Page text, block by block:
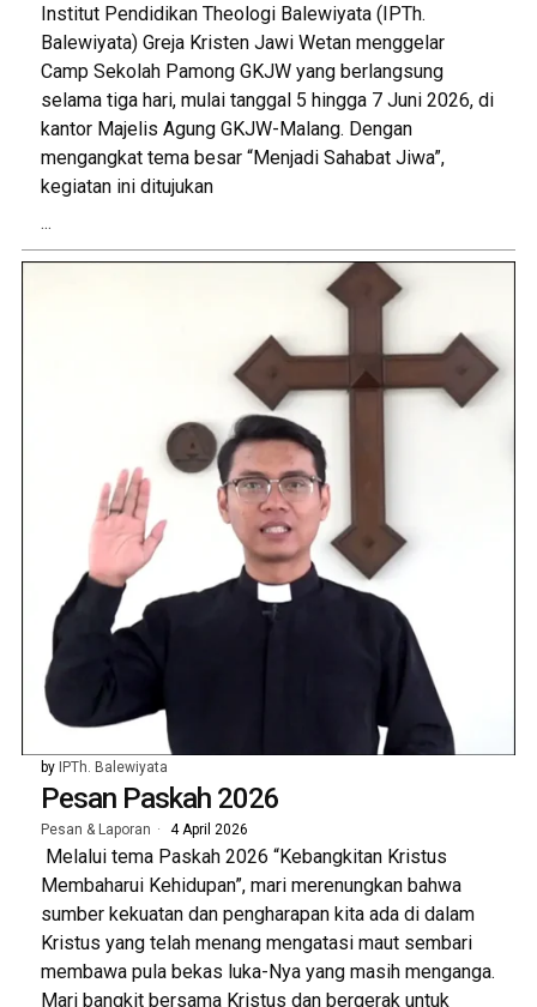
Institut Pendidikan Theologi Balewiyata (IPTh.
Balewiyata) Greja Kristen Jawi Wetan menggelar
Camp Sekolah Pamong GKJW yang berlangsung
selama tiga hari, mulai tanggal 5 hingga 7 Juni 2026, di
kantor Majelis Agung GKJW-Malang. Dengan
mengangkat tema besar “Menjadi Sahabat Jiwa”,
kegiatan ini ditujukan
...
by IPTh. Balewiyata
Pesan Paskah 2026
Pesan & Laporan 4 April 2026
Melalui tema Paskah 2026 “Kebangkitan Kristus
Membaharui Kehidupan”, mari merenungkan bahwa
sumber kekuatan dan pengharapan kita ada di dalam
Kristus yang telah menang mengatasi maut sembari
membawa pula bekas luka-Nya yang masih menganga.
Mari bangkit bersama Kristus dan bergerak untuk